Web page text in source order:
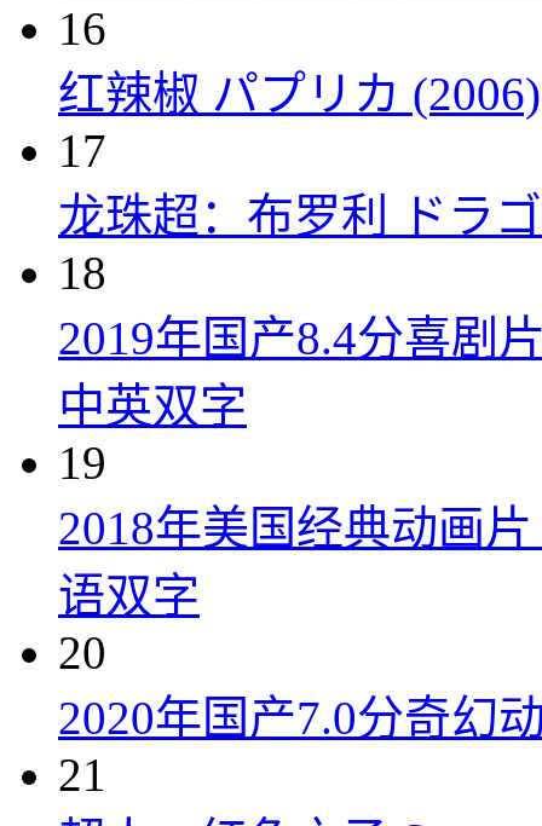
16
红辣椒 パプリカ (2006)
17
龙珠超：布罗利 ドラ
18
2019年国产8.4分喜剧
中英双字
19
2018年美国经典动画
语双字
20
2020年国产7.0分奇幻
21